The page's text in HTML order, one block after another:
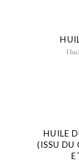
HUILE
(ISSU DU